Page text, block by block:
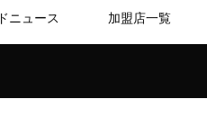
ニュース 加盟店一覧